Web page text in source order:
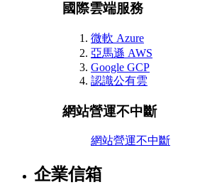
國際雲端服務
微軟 Azure
亞馬遜 AWS
Google GCP
認識公有雲
網站營運不中斷
網站營運不中斷
企業信箱